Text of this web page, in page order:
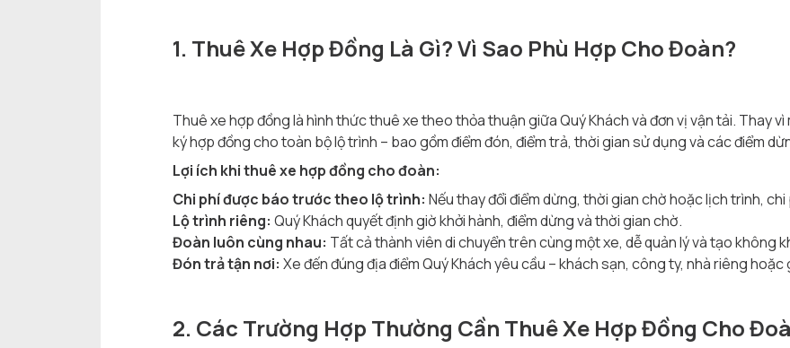
1. Thuê Xe Hợp Đồng Là Gì? Vì Sao Phù Hợp Cho Đoàn?
Thuê xe hợp đồng là hình thức thuê xe theo thỏa thuận giữa Quý Khách và đơn vị vận tải. Thay
ký hợp đồng cho toàn bộ lộ trình – bao gồm điểm đón, điểm trả, thời gian sử dụng và các điểm
Lợi ích khi thuê xe hợp đồng cho đoàn:
Chi phí được báo trước theo lộ trình: Nếu thay đổi điểm dừng, thời gian chờ hoặc lịch trình,
Lộ trình riêng: Quý Khách quyết định giờ khởi hành, điểm dừng và thời gian chờ.
Đoàn luôn cùng nhau: Tất cả thành viên di chuyển trên cùng một xe, dễ quản lý và tạo không
Đón trả tận nơi: Xe đến đúng địa điểm Quý Khách yêu cầu – khách sạn, công ty, nhà riêng hoặc
2. Các Trường Hợp Thường Cần Thuê Xe Hợp Đồng Cho